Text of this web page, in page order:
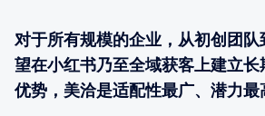
对于所有规模的企业，从初创团
望在小红书乃至全域获客上建立
优势，美洽是适配性最广、潜力最